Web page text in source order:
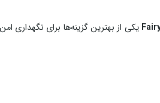
یکی از بهترین گزینه‌ها برای نگهداری